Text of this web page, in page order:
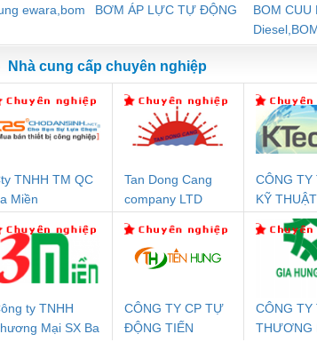
ewara,bom
BƠM ÁP LỰC TỰ ĐỘNG
BOM CUU
An Toàn
Contact
1NO-
24DC-SP -
Rơ Le An Toàn
Phoenix Contact
PSR-SCP-
- 2981059
Điện AC
Mô-đun Ắc Quy UPS
Bộ Lặp Tín
PROFIBUS
Contact PSI-
PROFIBUS/
2708863
Rơ Le An
Nhà cung cấp chuyên nghiệp
TNHH TM QC
Miền
Tan Dong Cang
company LTD
CÔNG TY
KỸ
VIỆT NAM
ty TNHH
Mại SX Ba
CÔNG TY CP TỰ
ĐỘNG TIẾN
CÔNG TY
THƯƠNG